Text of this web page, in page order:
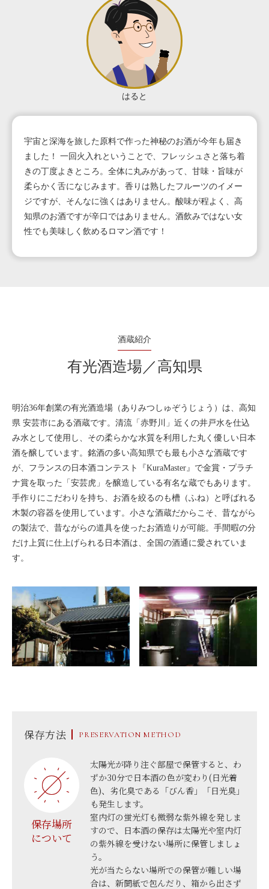
はると
宇宙と深海を旅した原料で作った神秘のお酒が今年も届き
ました！ 一回火入れということで、フレッシュさと落ち着
きの丁度よきところ。全体に丸みがあって、甘味・旨味が
柔らかく舌になじみます。香りは熟したフルーツのイメー
ジですが、そんなに強くはありません。酸味が程よく、高
知県のお酒ですが辛口ではありません。酒飲みではない女
性でも美味しく飲めるロマン酒です！
酒蔵紹介
有光酒造場／高知県
明治36年創業の有光酒造場（ありみつしゅぞうじょう）は、高知
県 安芸市にある酒蔵です。清流「赤野川」近くの井戸水を仕込
み水として使用し、その柔らかな水質を利用した丸く優しい日本
酒を醸しています。銘酒の多い高知県でも最も小さな酒蔵です
が、フランスの日本酒コンテスト『KuraMaster』で金賞・プラチ
ナ賞を取った「安芸虎」を醸造している有名な蔵でもあります。
手作りにこだわりを持ち、お酒を絞るのも槽（ふね）と呼ばれる
木製の容器を使用しています。小さな酒蔵だからこそ、昔ながら
の製法で、昔ながらの道具を使ったお酒造りが可能。手間暇の分
だけ上質に仕上げられる日本酒は、全国の酒通に愛されていま
す。
保存方法 PRESERVATION METHOD
保存場所
について
太陽光が降り注ぐ部屋で保管すると、わ
ずか30分で日本酒の色が変わり(日光着
色)、劣化臭である「びん香」「日光臭」
も発生します。
室内灯の蛍光灯も微弱な紫外線を発しま
すので、日本酒の保存は太陽光や室内灯
の紫外線を受けない場所に保管しましょ
う。
光が当たらない場所での保管が難しい場
合は、新聞紙で包んだり、箱から出さず